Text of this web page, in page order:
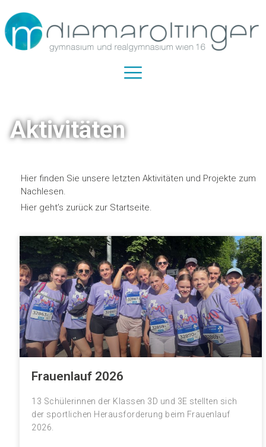
Aktivitäten
Hier finden Sie unsere letzten Aktivitäten und Projekte zum
Nachlesen.
Hier geht’s zurück zur Startseite.
Frauenlauf 2026
13 Schülerinnen der Klassen 3D und 3E stellten sich
der sportlichen Herausforderung beim Frauenlauf
2026.